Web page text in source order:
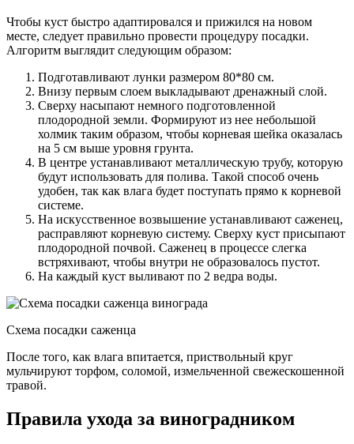
Чтобы куст быстро адаптировался и прижился на новом
месте, следует правильно провести процедуру посадки.
Алгоритм выглядит следующим образом:
Подготавливают лунки размером 80*80 см.
Внизу первым слоем выкладывают дренажный слой.
Сверху насыпают немного подготовленной
плодородной земли. Формируют из нее небольшой
холмик таким образом, чтобы корневая шейка оказалась
на 5 см выше уровня грунта.
В центре устанавливают металлическую трубу, которую
будут использовать для полива. Такой способ очень
удобен, так как влага будет поступать прямо к корневой
системе.
На искусственное возвышение устанавливают саженец,
расправляют корневую систему. Сверху куст присыпают
плодородной почвой. Саженец в процессе слегка
встряхивают, чтобы внутри не образовалось пустот.
На каждый куст выливают по 2 ведра воды.
Схема посадки саженца
После того, как влага впитается, приствольный круг
мульчируют торфом, соломой, измельченной свежескошенной
травой.
Правила ухода за виноградником